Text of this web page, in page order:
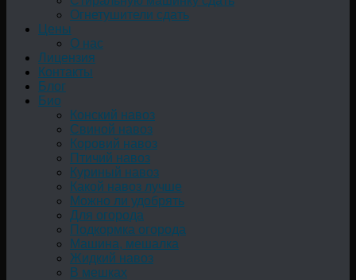
Огнетушители сдать
Цены
О нас
Лицензия
Контакты
Блог
Био
Конский навоз
Свиной навоз
Коровий навоз
Птичий навоз
Куриный навоз
Какой навоз лучше
Можно ли удобрять
Для огорода
Подкормка огорода
Машина, мешалка
Жидкий навоз
В мешках